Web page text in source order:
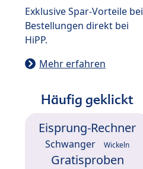
Exklusive Spar-Vorteile bei
Bestellungen direkt bei
HiPP.
Mehr erfahren
Häufig geklickt
Eisprung-Rechner
Schwanger Wickeln
Gratisproben